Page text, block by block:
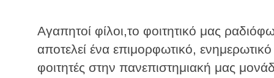
Αγαπητοί φίλοι,το φοιτητικό μας
αποτελεί ένα επιμορφωτικό,
φοιτητές στην πανεπιστημιακή μας